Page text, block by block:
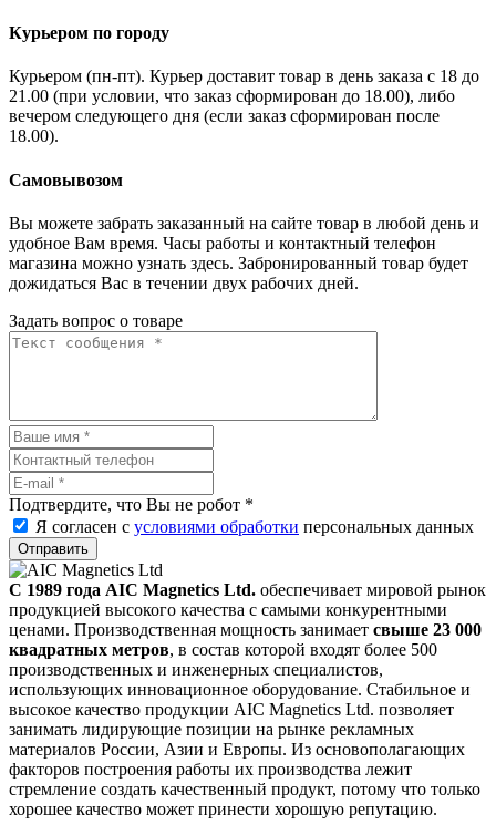
Курьером по городу
Курьером (пн-пт). Курьер доставит товар в день заказа с 18 до
21.00 (при условии, что заказ сформирован до 18.00), либо
вечером следующего дня (если заказ сформирован после
18.00).
Самовывозом
Вы можете забрать заказанный на сайте товар в любой день и
удобное Вам время. Часы работы и контактный телефон
магазина можно узнать здесь. Забронированный товар будет
дожидаться Вас в течении двух рабочих дней.
Задать вопрос о товаре
Подтвердите, что Вы не робот *
Я согласен с условиями обработки персональных данных
Отправить
С 1989 года AIC Magnetics Ltd. обеспечивает мировой рынок
продукцией высокого качества с самыми конкурентными
ценами. Производственная мощность занимает свыше 23 000
квадратных метров, в состав которой входят более 500
производственных и инженерных специалистов,
использующих инновационное оборудование. Стабильное и
высокое качество продукции AIC Magnetics Ltd. позволяет
занимать лидирующие позиции на рынке рекламных
материалов России, Азии и Европы. Из основополагающих
факторов построения работы их производства лежит
стремление создать качественный продукт, потому что только
хорошее качество может принести хорошую репутацию.